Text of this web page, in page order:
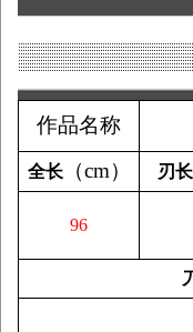
作品名称
全长（cm） 刃长
96